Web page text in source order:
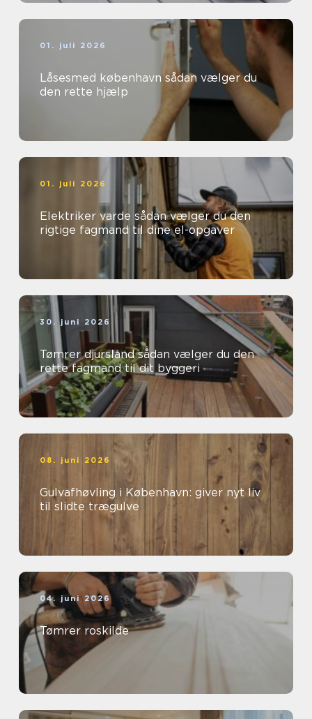
01. juli 2026
Låsesmed københavn sådan vælger du
den rette hjælp
01. juli 2026
Elektriker varde sådan vælger du den
rigtige fagmand til dine el-opgaver
30. juni 2026
Tømrer djursland sådan vælger du den
rette fagmand til dit byggeri
08. juni 2026
Gulvafhøvling i København: giver nyt liv
til slidte trægulve
04. juni 2026
Tømrer roskilde